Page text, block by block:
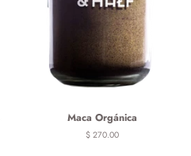
Maca Orgánica
Precio
$ 270.00